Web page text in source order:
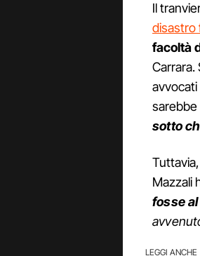
Il
disastro
facoltà
Carrara.
sarebbe
sotto
Mazzali
fosse
LEGGI ANCHE